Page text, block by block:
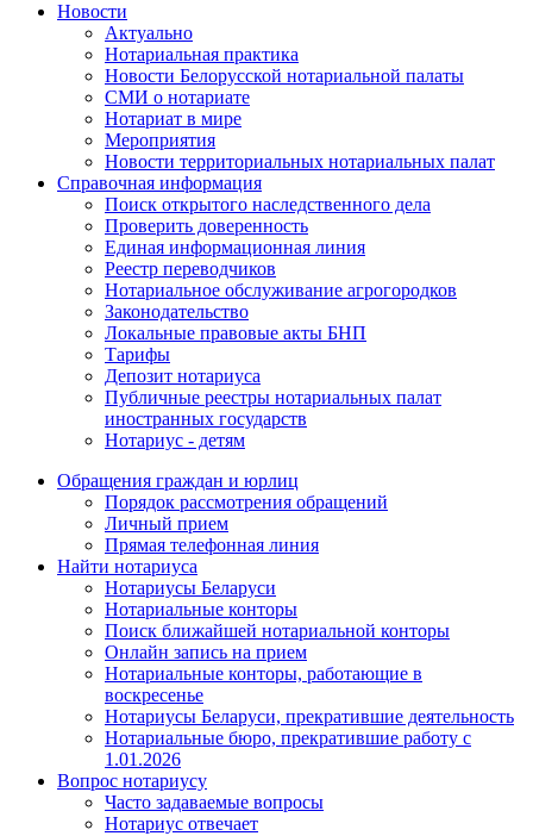
Новости
Актуально
Нотариальная практика
Новости Белорусской нотариальной палаты
СМИ о нотариате
Нотариат в мире
Мероприятия
Новости территориальных нотариальных палат
Справочная информация
Поиск открытого наследственного дела
Проверить доверенность
Единая информационная линия
Реестр переводчиков
Нотариальное обслуживание агрогородков
Законодательство
Локальные правовые акты БНП
Тарифы
Депозит нотариуса
Публичные реестры нотариальных палат
иностранных государств
Нотариус - детям
Обращения граждан и юрлиц
Порядок рассмотрения обращений
Личный прием
Прямая телефонная линия
Найти нотариуса
Нотариусы Беларуси
Нотариальные конторы
Поиск ближайшей нотариальной конторы
Онлайн запись на прием
Нотариальные конторы, работающие в
воскресенье
Нотариусы Беларуси, прекратившие деятельность
Нотариальные бюро, прекратившие работу с
1.01.2026
Вопрос нотариусу
Часто задаваемые вопросы
Нотариус отвечает